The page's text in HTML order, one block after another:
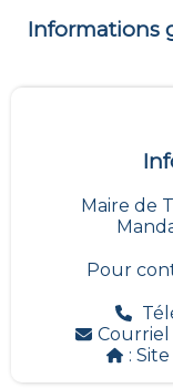
Informations
Maire de
Pour
Courriel
: